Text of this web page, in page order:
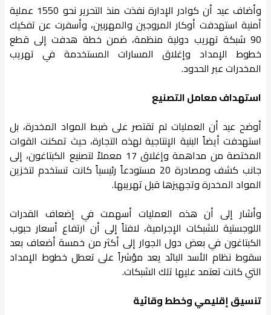
وأضاف عيد أن كوادر الإدارة نفذت منذ التحرير نحو 1550 عملية
أمنية استهدفت أوكار المروجين والمهربين، وأسفرت عن تفكيك
90 شبكة تهريب دولية منظمة، ضمن خطة هدفت إلى قطع
خطوط الإمداد وإغلاق المسارات المستخدمة في تهريب
المخدرات عبر الحدود.
استهداف معامل التصنيع
أوضح عيد أن العمليات لم تقتصر على ضبط المواد المخدرة، بل
استهدفت أيضاً البنية الإنتاجية لهذه التجارة، حيث تمكنت القوات
المختصة من مداهمة وإغلاق 17 معملاً لتصنيع الكبتاغون، إلى
جانب كشف ومصادرة 20 مستودعاً رئيسياً كانت تستخدم لتخزين
المواد المخدرة وتجهيزها قبل تهريبها.
وأشار إلى أن هذه العمليات أسهمت في إضعاف القدرات
اللوجستية للشبكات الإجرامية، لافتاً إلى أن ارتفاع أسعار حبوب
الكبتاغون في بعض دول الجوار إلى أكثر من خمسة أضعاف بعد
سقوط نظام الأسد البائد يعد مؤشراً على تعطل خطوط الإمداد
التي كانت تعتمد عليها تلك الشبكات.
تنسيق إقليمي وخطط وقائية